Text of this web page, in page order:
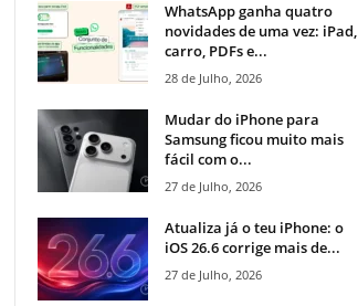
WhatsApp ganha quatro
novidades de uma vez: iPad,
carro, PDFs e...
28 de Julho, 2026
Mudar do iPhone para
Samsung ficou muito mais
fácil com o...
27 de Julho, 2026
Atualiza já o teu iPhone: o
iOS 26.6 corrige mais de...
27 de Julho, 2026